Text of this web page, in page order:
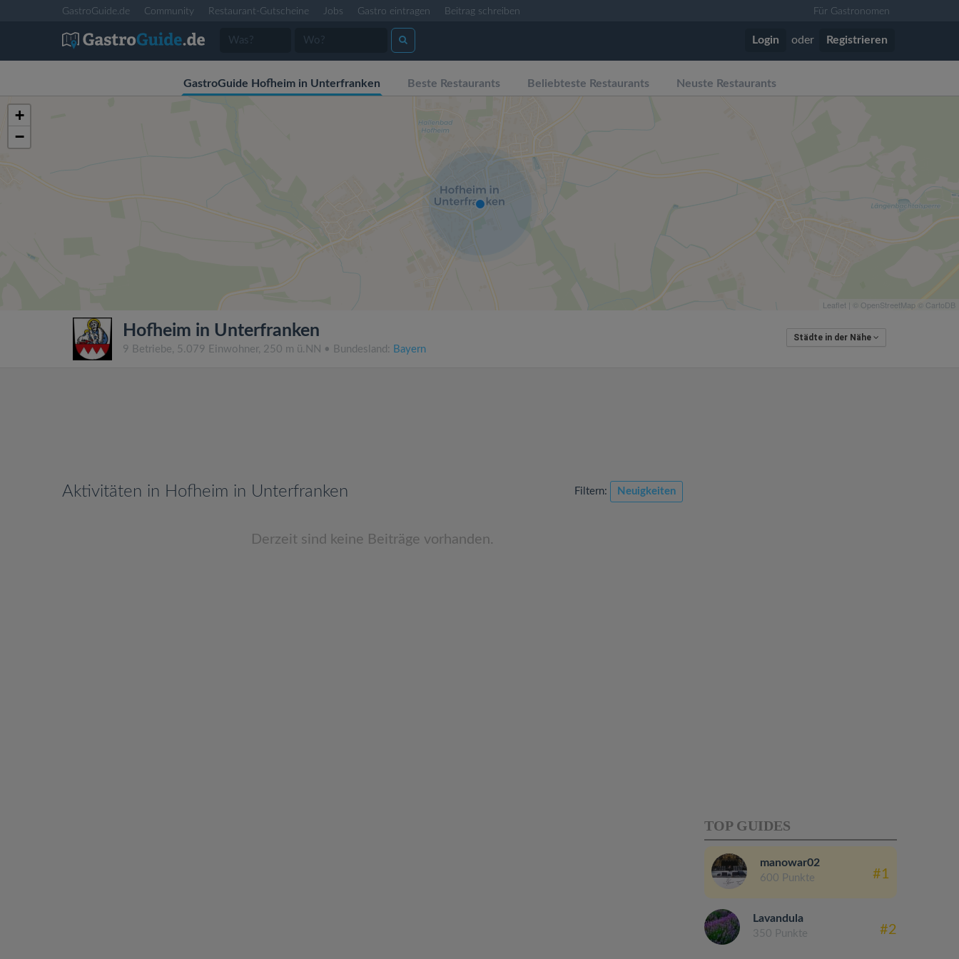
GastroGuide.de Community Restaurant-Gutscheine Jobs Gastro eintragen Beitrag schreiben Für Gastronomen
Login oder Registrieren
GastroGuide Hofheim in Unterfranken Beste Restaurants Beliebteste Restaurants Neuste Restaurants
+
−
Leaflet | © OpenStreetMap © CartoDB
Hofheim in Unterfranken
9 Betriebe, 5.079 Einwohner, 250 m ü.NN • Bundesland: Bayern
Städte in der Nähe
Aktivitäten in Hofheim in Unterfranken Filtern: Neuigkeiten
Derzeit sind keine Beiträge vorhanden.
TOP GUIDES
manowar02
600 Punkte #1
Lavandula
350 Punkte #2